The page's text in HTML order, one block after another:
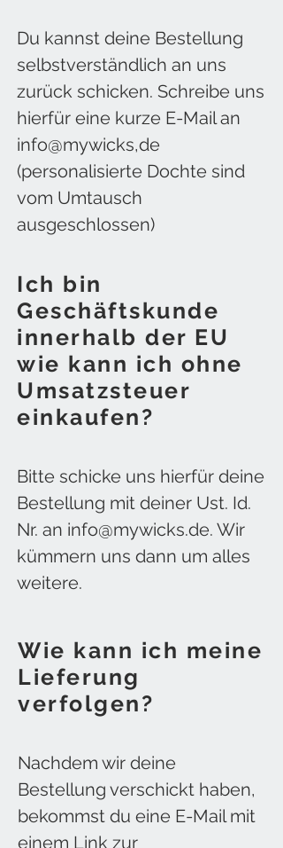
Du kannst deine Bestellung
selbstverständlich an uns
zurück schicken. Schreibe uns
hierfür eine kurze E-Mail an
info@mywicks,de
(personalisierte Dochte sind
vom Umtausch
ausgeschlossen)
Ich bin
Geschäftskunde
innerhalb der EU
wie kann ich ohne
Umsatzsteuer
einkaufen?
Bitte schicke uns hierfür deine
Bestellung mit deiner Ust. Id.
Nr. an info@mywicks.de. Wir
kümmern uns dann um alles
weitere.
Wie kann ich meine
Lieferung
verfolgen?
Nachdem wir deine
Bestellung verschickt haben,
bekommst du eine E-Mail mit
einem Link zur